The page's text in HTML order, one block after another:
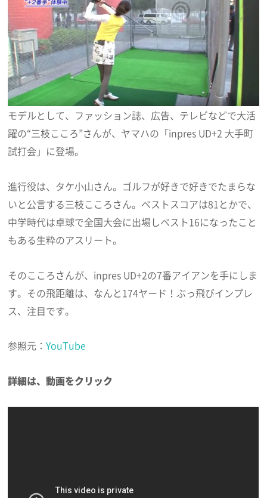
モデルとして、ファッション誌、広告、テレビなどで大活
躍の“三枝こころ”さんが、ヤマハの「inpres UD+2 大手町
試打会」に登場。
進行役は、タケ小山さん。ゴルフが好きで好きでたまらな
いと公言する三枝こころさん。ベストスコアは81とかで、
中学時代は卓球で全国大会に出場しベスト16になったこと
もある生粋のアスリート。
そのこころさんが、inpres UD+2の7番アイアンを手にしま
す。その飛距離は、なんと174ヤード！ぶっ飛びインプレ
ス、注目です。
参照元：YouTube
詳細は、動画をクリック